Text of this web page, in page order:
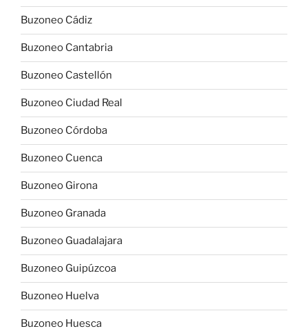
Buzoneo Cádiz
Buzoneo Cantabria
Buzoneo Castellón
Buzoneo Ciudad Real
Buzoneo Córdoba
Buzoneo Cuenca
Buzoneo Girona
Buzoneo Granada
Buzoneo Guadalajara
Buzoneo Guipúzcoa
Buzoneo Huelva
Buzoneo Huesca